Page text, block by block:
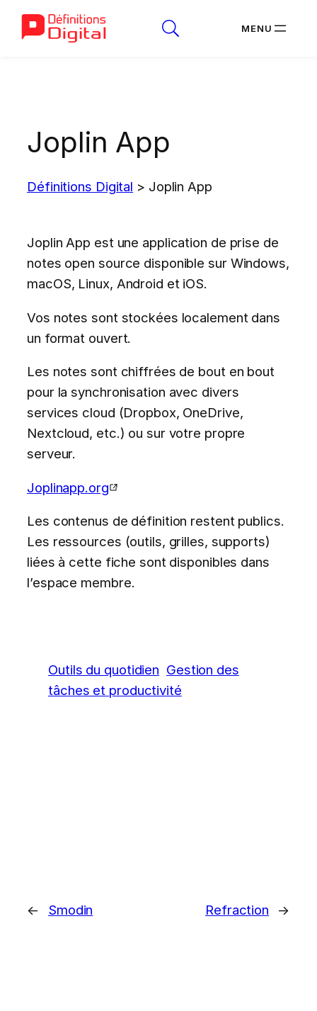
Joplin App
Définitions Digital > Joplin App
Joplin App est une application de prise de
notes open source disponible sur Windows,
macOS, Linux, Android et iOS.
Vos notes sont stockées localement dans
un format ouvert.
Les notes sont chiffrées de bout en bout
pour la synchronisation avec divers
services cloud (Dropbox, OneDrive,
Nextcloud, etc.) ou sur votre propre
serveur.
Joplinapp.org
Les contenus de définition restent publics.
Les ressources (outils, grilles, supports)
liées à cette fiche sont disponibles dans
l’espace membre.
Outils du quotidien Gestion des
tâches et productivité
← Smodin Refraction →